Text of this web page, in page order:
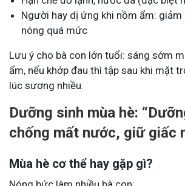
Người hay dị ứng khi nồm ẩm: giảm
nóng quá mức
Lưu ý cho bà con lớn tuổi: sáng sớm
ẩm, nếu khớp đau thì tập sau khi mặt
lúc sương nhiều.
Dưỡng sinh mùa hè:
chống mất nước, giữ giấc
Mùa hè cơ thể hay gặp gì?